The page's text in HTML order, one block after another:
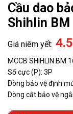
Cầu dao
Shihlin BM
MCCB SHIHLIN BM
Số cực (P): 3P
Dòng bảo vệ định
Dòng cắt bảo vệ